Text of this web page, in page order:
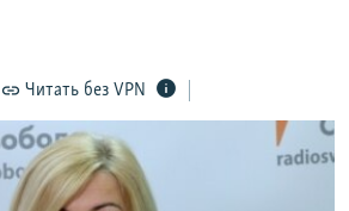
Читать без VPN